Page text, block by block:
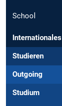
School
Internationales
Studieren
Outgoing
Studium